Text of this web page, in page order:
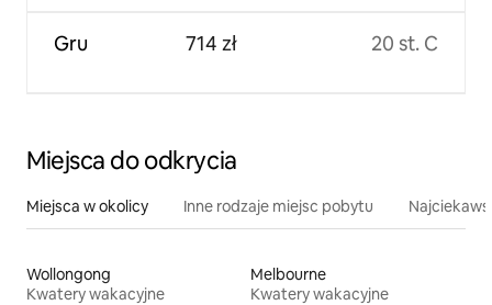
Gru 714 zł 20 st. C
Miejsca do odkrycia
Miejsca w okolicy Inne rodzaje miejsc pobytu
Wollongong
Kwatery wakacyjne
Melbourne
Kwatery wakacyjne